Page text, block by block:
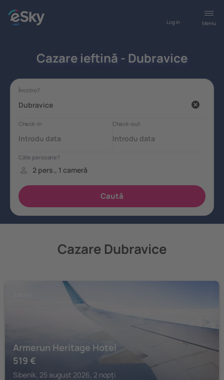
Meniu
Log in
Cazare ieftină - Dubravice
Cazare Dubravice
Armerun Heritage Hotel
519 €
Sibenik, 25 august 2026, 2 nopți